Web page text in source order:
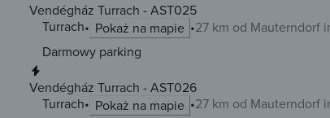
Vendégház Turrach - AST025
Turrach
Pokaż na mapie
27 km od Mauterndorf
Darmowy parking
Vendégház Turrach - AST026
Turrach
Pokaż na mapie
27 km od Mauterndorf